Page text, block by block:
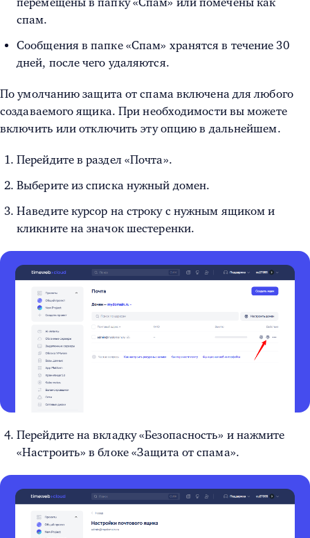
спам.
Сообщения в папке «Спам» хранятся в течение 30
дней, после чего удаляются.
По умолчанию защита от спама включена для любого
создаваемого ящика. При необходимости вы можете
включить или отключить эту опцию в дальнейшем.
Перейдите в раздел «Почта».
Выберите из списка нужный домен.
Наведите курсор на строку с нужным ящиком и
кликните на значок шестеренки.
Перейдите на вкладку «Безопасность» и нажмите
«Настроить» в блоке «Защита от спама».